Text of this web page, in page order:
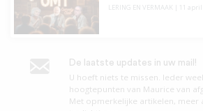
LERING EN VERMAAK 11 april
De laatste updates in uw mail!
U hoeft niets te missen. leder
hoogtepunten van Maurice van
Met opmerkelijke artikelen, meer